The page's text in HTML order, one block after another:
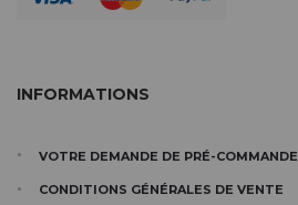
INFORMATIONS
VOTRE DEMANDE DE PRÉ-COMMANDE
CONDITIONS GÉNÉRALES DE VENTE